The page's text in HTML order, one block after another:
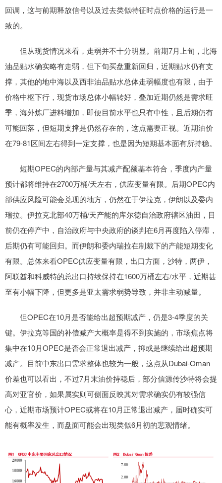
回调，这与前期释放信号以及过去类似特征时点价格的运行是一
致的。
但从现货情况来看，走弱并不十分明显。前期7月上旬，北海
油品贴水确实略有走弱，但下旬买盘重新回归，近期贴水仍有支
撑，其他的地中海以及西非油品贴水总体走弱幅度也有限，由于
价格中枢下行，现货市场总体小幅转好，叠加近期仍然是需求旺
季，海外炼厂进料增加，即便目前水平也只有中性，且后期仍有
可能回落，但短期支撑是仍然存在的，这点需要正视。近期油价
在79-81区间左右得到一定支撑，也是因为短期基本面有所持稳。
短期OPEC的内部产量与其减产配额基本符合，季度内产量
预计都将维持在2700万桶/天左右，供应变量有限。后期OPEC内
部供应风险可能会兑现的地方，仍然在于伊拉克，伊朗以及委内
瑞拉。伊拉克北部40万桶/天产能的库尔德自治政府辖区油田，目
前仍在停产中，自治政府与中央政府的谈判在6月再度陷入停滞，
后期仍有可能回归。而伊朗和委内瑞拉在制裁下的产能短期变化
有限。总体来看OPEC供应变量有限，出口方面，沙特，两伊，
阿联酋和科威特的总出口持续保持在1600万桶左右/水平，近期甚
至有小幅下降，但更多是亚太需求弱势导致，并非主动减量。
但OPEC在10月是否能给出超预期减产，仍是3-4季度的关
键。伊拉克等国的补偿减产大概率是得不到实施的，市场焦点将
集中在10月OPEC是否会正常退出减产，抑或是继续给出超预期
减产。目前中东出口需求整体也较为一般，这点从Dubai-Oman
价差也可以看出，不过7月末油价持稳后，部分信源传沙特将会提
高对亚官价，如果属实则可侧面反映其对需求确实仍有较强信
心，近期市场预计OPEC或将在10月正常退出减产，届时确实可
能有概率发生，而盘面可能会出现类似6月初的悲观情绪。